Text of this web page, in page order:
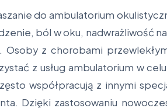
do ambulatorium
ból w oku, nadwrażliwość
Osoby z chorobami
z usług ambulatorium w
współpracują z innymi
Dzięki zastosowaniu